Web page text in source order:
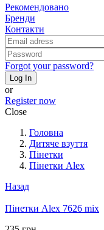
Рекомендовано
Бренди
Контакти
Forgot your password?
Log In
or
Register now
Close
Головна
Дитяче взуття
Пінетки
Пінетки Alex
Назад
Пінетки Alex 7626 mix